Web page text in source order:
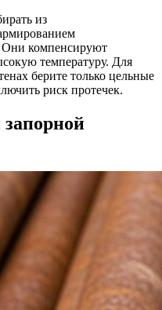
из
компенсируют
температуру. Для
берите только цельные
риск протечек.